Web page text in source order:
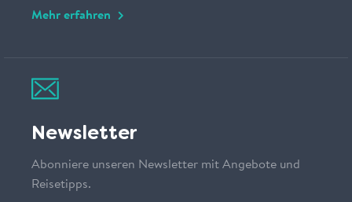
Mehr erfahren
Newsletter
Abonniere unseren Newsletter mit Angebote und
Reisetipps.